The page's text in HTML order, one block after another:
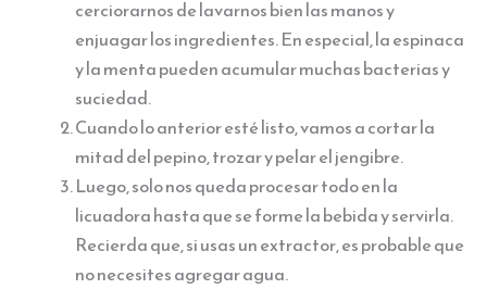
cerciorarnos de lavarnos bien las manos y
enjuagar los ingredientes. En especial, la espinaca
y la menta pueden acumular muchas bacterias y
suciedad.
Cuando lo anterior esté listo, vamos a cortar la
mitad del pepino, trozar y pelar el jengibre.
Luego, solo nos queda procesar todo en la
licuadora hasta que se forme la bebida y servirla.
Recierda que, si usas un extractor, es probable que
no necesites agregar agua.